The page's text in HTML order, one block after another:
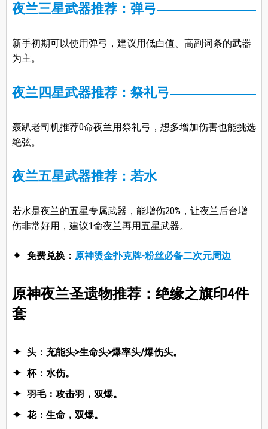
夜兰三星武器推荐：弹弓
新手初期可以使用弹弓，建议用低白值、高副词条的武器
为主。
夜兰四星武器推荐：祭礼弓
轰趴老司机推荐0命夜兰用祭礼弓，想多增加伤害也能挑选
绝弦。
夜兰五星武器推荐：若水
若水是夜兰的五星专属武器，能增伤20%，让夜兰后台增
伤非常好用，建议1命夜兰再用五星武器。
免费兑换： 原神烫金扑克牌-粉丝必备二次元周边
原神夜兰圣遗物推荐：绝缘之旗印4件
套
头：充能头>生命头>爆率头/爆伤头。
杯：水伤。
羽毛：攻击羽，双爆。
花：生命，双爆。